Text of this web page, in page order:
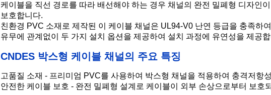
케이블을 직선 경로를 따라 배선해야 하는 경우 채널의 완전 밀폐형 디자인
보호합니다.
친환경 PVC 소재로 제작된 이 케이블 채널은 UL94-V0 난연 등급을 충족하
유무에 관계없이 두 가지 설치 옵션을 제공하여 설치 과정에 유연성을 제공
CNDES 박스형 케이블 채널의 주요 특징
고품질 소재 - 프리미엄 PVC를 사용하여 박스형 채널을 적용하여 충격저항
안전한 케이블 보호 - 완전 밀폐형 설계로 케이블이 외부 손상으로부터 보호